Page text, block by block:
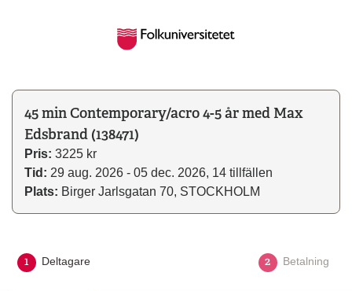
45 min Contemporary/acro 4-5 år med Max
Edsbrand (138471)
Pris: 3225 kr
Tid: 29 aug. 2026 - 05 dec. 2026, 14 tillfällen
Plats: Birger Jarlsgatan 70, STOCKHOLM
1 Aktuellt steg
Deltagare 2 Betalning